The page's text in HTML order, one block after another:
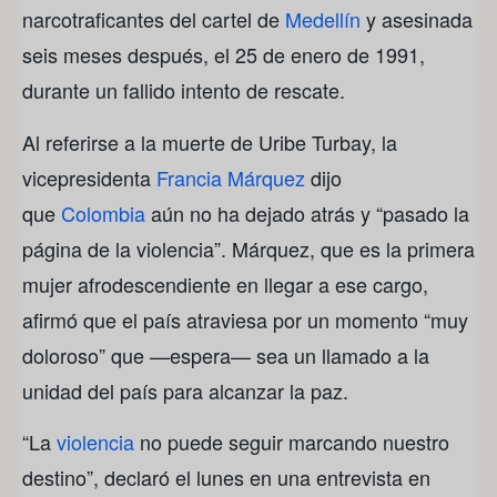
narcotraficantes del cartel de Medellín y asesinada
seis meses después, el 25 de enero de 1991,
durante un fallido intento de rescate.
Al referirse a la muerte de Uribe Turbay, la
vicepresidenta Francia Márquez dijo
que Colombiaaún no ha dejado atrás y “pasado la
página de la violencia”. Márquez, que es la primera
mujer afrodescendiente en llegar a ese cargo,
afirmó que el país atraviesa por un momento “muy
doloroso” que —espera— sea un llamado a la
unidad del país para alcanzar la paz.
“Laviolencia no puede seguir marcando nuestro
destino”, declaró el lunes en una entrevista en